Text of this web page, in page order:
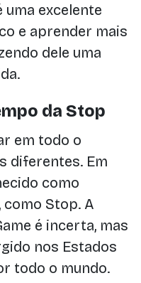
uma excelente
e aprender mais
dele uma
da Stop
em todo o
diferentes. Em
como
como Stop. A
é incerta, mas
nos Estados
todo o mundo.